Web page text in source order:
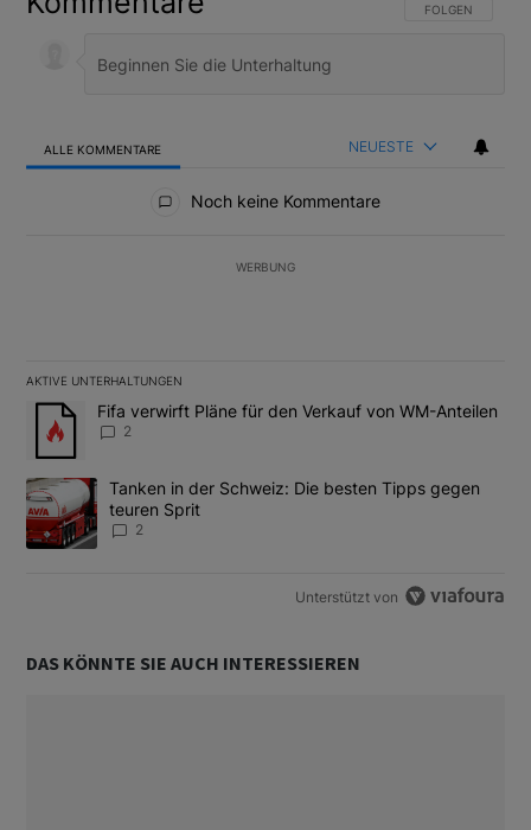
FOLGE DIESER
FOLGEN
ALLE KOMMENTARE NEUESTE
Noch keine Kommentare
WERBUNG
AKTIVE UNTERHALTUNGEN
Das Folgende ist eine Liste der am meisten kommentierten
Ein Trendartikel mit dem Titel "Fifa verwirft Pläne für den
Fifa verwirft Pläne für den Verkauf von WM-Anteilen
2
Ein Trendartikel mit dem Titel "Tanken in der Schweiz: Die
Tanken in der Schweiz: Die besten Tipps gegen
teuren Sprit
2
Unterstützt von
DAS KÖNNTE SIE AUCH INTERESSIEREN